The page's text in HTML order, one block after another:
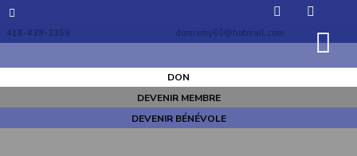
418-439-2359 domremy60@hotmail.com
DON
DEVENIR MEMBRE
DEVENIR BÉNÉVOLE